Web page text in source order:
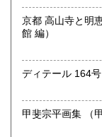
内容だけでなく
を重視していま
時代を越えて読
そして、誰かの
売れるかどうかで
京都 高山寺と明恵上人
館 編）
ディテール 164
甲斐